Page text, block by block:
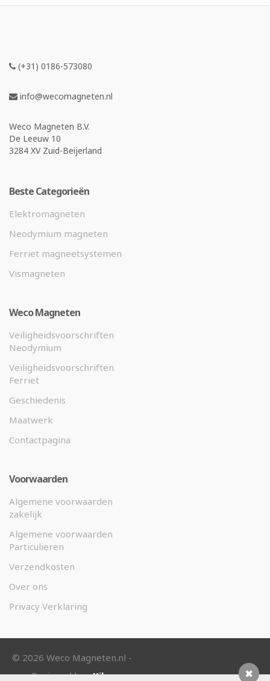
(+31) 0186-573080
info@wecomagneten.nl
Weco Magneten B.V.
De Leeuw 10
3284 XV Zuid-Beijerland
Beste Categorieën
Elektromagneten
Neodymium magneten
Ferriet magneetsystemen
Vismagneten
Weco Magneten
Veiligheidsvoorschriften
Neodymium
Veiligheidsvoorschriften
Ferriet
Geschiedenis
Maatwerk
Contactpagina
Voorwaarden
Algemene voorwaarden
zakelijk
Algemene voorwaarden
Particulieren
Verzendkosten
Over ons
Privacy Verklaring
© 2026 Weco Magneten.nl -
Designed byeKibo